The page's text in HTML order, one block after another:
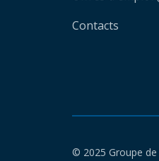
Contacts
© 2025 Groupe